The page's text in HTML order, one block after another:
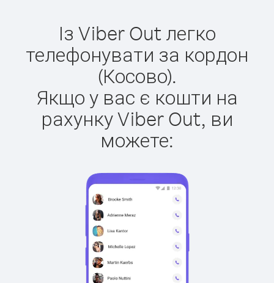
Із Viber Out легко
телефонувати за кордон
(Косово).
Якщо у вас є кошти на
рахунку Viber Out, ви
можете: